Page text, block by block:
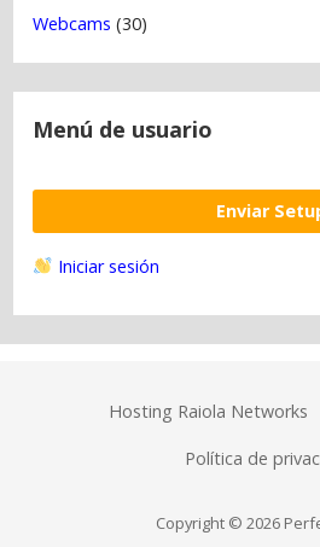
Webcams (30)
Menú de usuario
Enviar
Iniciar sesión
Hosting Raiola Networks
Política de
Copyright © 2026